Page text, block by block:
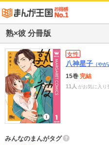
熟×彼 分冊版
女性
八神星子 （や
15巻 完結
11人 がお気に入り
みんなのまんがタグ